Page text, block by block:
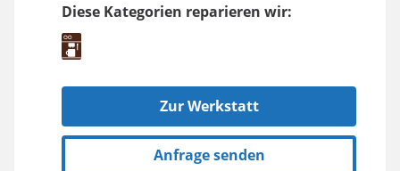
Diese Kategorien reparieren wir:
Zur Werkstatt
Anfrage senden